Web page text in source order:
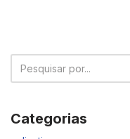
Categorias